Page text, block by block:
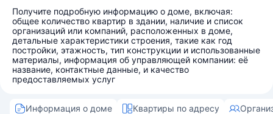
Получите подробную информацию о доме, включая:
общее количество квартир в здании, наличие и список
организаций или компаний, расположенных в доме,
детальные характеристики строения, такие как год
постройки, этажность, тип конструкции и использованные
материалы, информация об управляющей компании: её
название, контактные данные, и качество
предоставляемых услуг
Информация о доме Квартиры по адресу